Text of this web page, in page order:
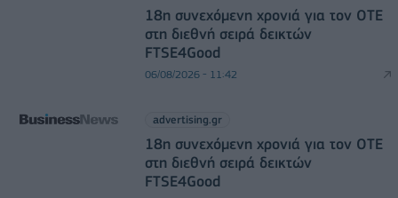
18η συνεχόμενη χρονιά για τον ΟΤΕ
στη διεθνή σειρά δεικτών
FTSE4Good
06/08/2026 - 11:42
advertising.gr
18η συνεχόμενη χρονιά για τον ΟΤΕ
στη διεθνή σειρά δεικτών
FTSE4Good